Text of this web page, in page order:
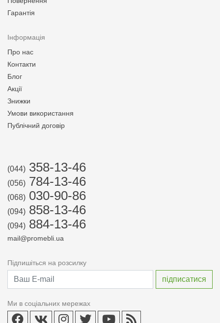
Гарантія
Інформація
Про нас
Контакти
Блог
Акції
Знижки
Умови використання
Публічний договір
(044) 358-13-46
(056) 784-13-46
(068) 030-90-86
(094) 858-13-46
(094) 884-13-46
mail@promebli.ua
Підпишіться на розсилку
Ми в соціальних мережах